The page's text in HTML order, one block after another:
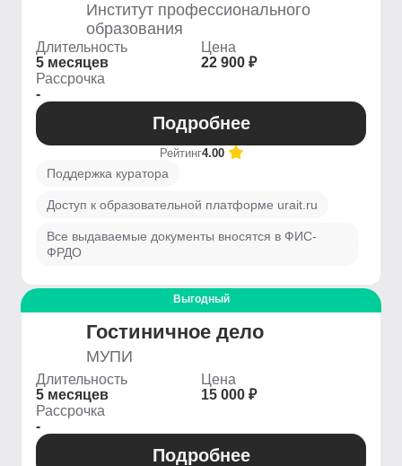
Институт профессионального
образования
Длительность
5 месяцев
Цена
22 900 ₽
Рассрочка
-
Подробнее
Рейтинг4.00
Поддержка куратора
Доступ к образовательной платформе urait.ru
Все выдаваемые документы вносятся в ФИС-
ФРДО
Выгодный
Гостиничное дело
МУПИ
Длительность
5 месяцев
Цена
15 000 ₽
Рассрочка
-
Подробнее